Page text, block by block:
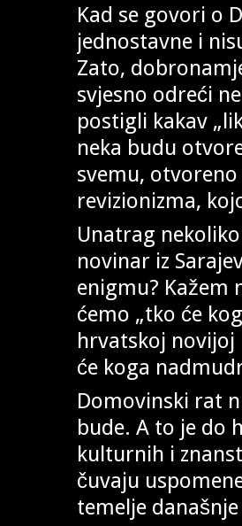
Kad se govori o
jednostavne i
Zato,
svjesno odreći
postigli kakav
neka budu
svemu,
revizionizma,
Unatrag
novinar iz
enigmu? Kažem
ćemo „tko će
hrvatskoj
će koga
Domovinski rat
bude. A to je do
kulturnih i
čuvaju
temelje